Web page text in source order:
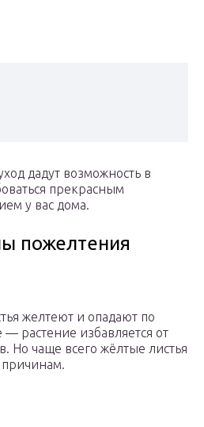
дадут возможность в
прекрасным
у вас дома.
пожелтения
желтеют и опадают по
растение избавляется от
Но чаще всего жёлтые листья
причинам.